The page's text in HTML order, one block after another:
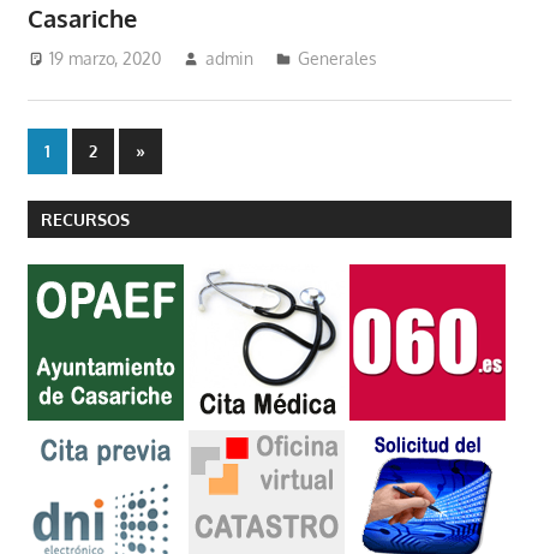
Casariche
19 marzo, 2020 admin Generales
Paginación
de
entradas
1 2
Entradas
siguientes
»
RECURSOS